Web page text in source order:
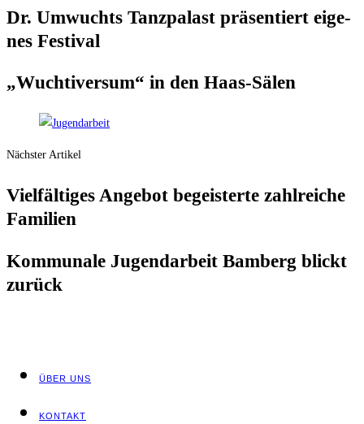
Dr. Umwuchts Tanz­pa­last prä­sen­tiert eige­
nes Festival
„Wuch­ti­ver­sum“ in den Haas-Sälen
Nächster Artikel
Viel­fäl­ti­ges Ange­bot begeis­ter­te zahl­rei­che
Familien
Kom­mu­na­le Jugend­ar­beit Bam­berg blickt
zurück
ÜBER UNS
KON­TAKT